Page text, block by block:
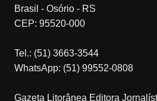
Brasil - Osório - RS
CEP: 95520-000
Tel.: (51) 3663-3544
WhatsApp: (51) 99552-0808
Gazeta Litorânea Editora